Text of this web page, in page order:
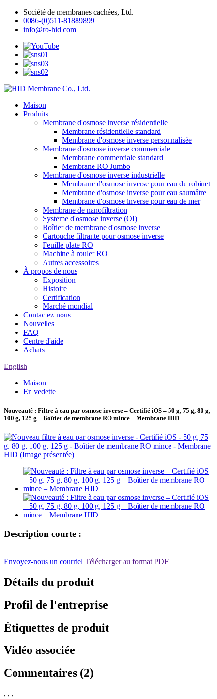
Société de membranes cachées, Ltd.
0086-(0)511-81889899
info@ro-hid.com
Maison
Produits
Membrane d'osmose inverse résidentielle
Membrane résidentielle standard
Membrane d'osmose inverse personnalisée
Membrane d'osmose inverse commerciale
Membrane commerciale standard
Membrane RO Jumbo
Membrane d'osmose inverse industrielle
Membrane d'osmose inverse pour eau du robinet
Membrane d'osmose inverse pour eau saumâtre
Membrane d'osmose inverse pour eau de mer
Membrane de nanofiltration
Système d'osmose inverse (OI)
Boîtier de membrane d'osmose inverse
Cartouche filtrante pour osmose inverse
Feuille plate RO
Machine à rouler RO
Autres accessoires
À propos de nous
Exposition
Histoire
Certification
Marché mondial
Contactez-nous
Nouvelles
FAQ
Centre d'aide
Achats
English
Maison
En vedette
Nouveauté : Filtre à eau par osmose inverse – Certifié iOS – 50 g, 75 g, 80 g,
100 g, 125 g – Boîtier de membrane RO mince – Membrane HID
Description courte :
Envoyez-nous un courriel Télécharger au format PDF
Détails du produit
Profil de l'entreprise
Étiquettes de produit
Vidéo associée
Commentaires (2)
, , ,